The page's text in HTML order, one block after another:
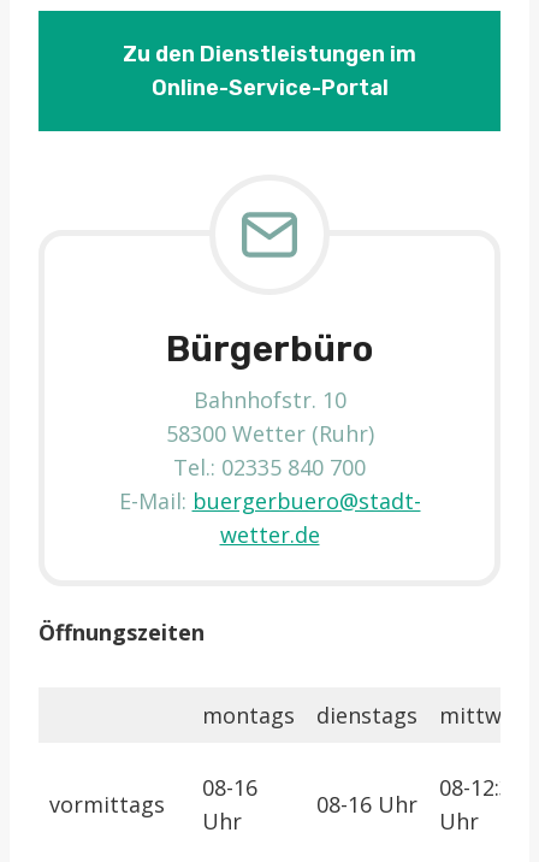
Zu den Dienstleistungen im
Online-Service-Portal
Bürgerbüro
Bahnhofstr. 10
58300 Wetter (Ruhr)
Tel.: 02335 840 700
E-Mail: buergerbuero@stadt-
wetter.de
Öffnungszeiten
montags dienstags
vormittags
08-16
Uhr
08-16 Uhr
08-12:30
Uhr